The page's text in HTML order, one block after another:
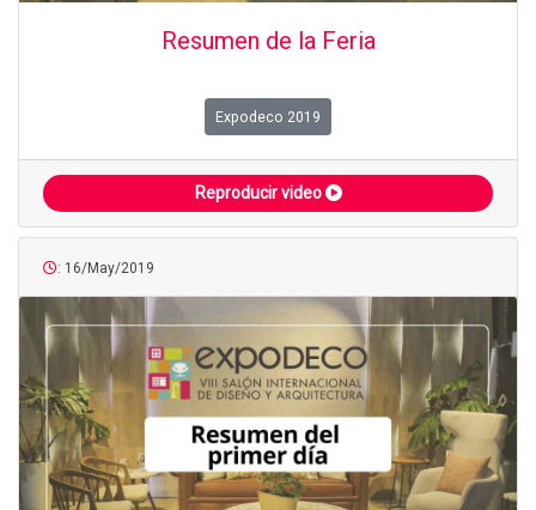
Resumen de la Feria
Expodeco 2019
Reproducir video
: 16/May/2019